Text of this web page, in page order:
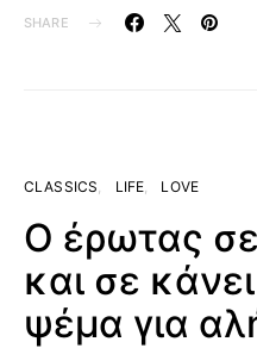
SHARE
CLASSICS LIFE LOVE
Ο έρωτας
και σε
ψέμα για